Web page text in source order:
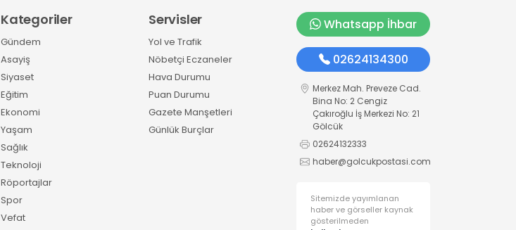
Kategoriler
Gündem
Asayiş
Siyaset
Eğitim
Ekonomi
Yaşam
Sağlık
Teknoloji
Röportajlar
Spor
Vefat
Servisler
Yol ve Trafik
Nöbetçi Eczaneler
Hava Durumu
Puan Durumu
Gazete Manşetleri
Günlük Burçlar
Whatsapp İhbar
02624134300
Merkez Mah. Preveze Cad.
Bina No: 2 Cengiz
Çakıroğlu İş Merkezi No: 21
Gölcük
02624132333
haber@golcukpostasi.com
Sitemizde yayımlanan
haber ve görseller kaynak
gösterilmeden